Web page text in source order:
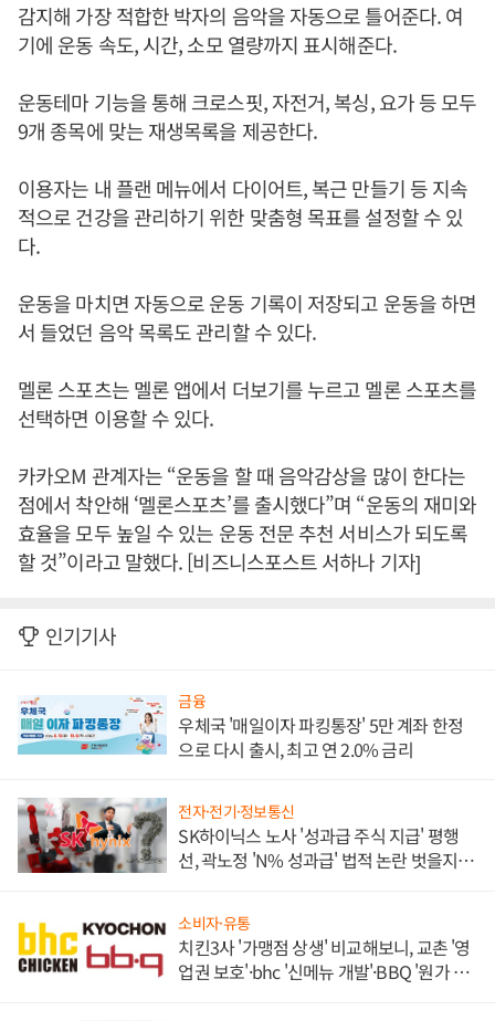
감지해 가장 적합한 박자의 음악을 자동으로 틀어준다. 여
기에 운동 속도, 시간, 소모 열량까지 표시해준다.
운동테마 기능을 통해 크로스핏, 자전거, 복싱, 요가 등 모두
9개 종목에 맞는 재생목록을 제공한다.
이용자는 내 플랜 메뉴에서 다이어트, 복근 만들기 등 지속
적으로 건강을 관리하기 위한 맞춤형 목표를 설정할 수 있
다.
운동을 마치면 자동으로 운동 기록이 저장되고 운동을 하면
서 들었던 음악 목록도 관리할 수 있다.
멜론 스포츠는 멜론 앱에서 더보기를 누르고 멜론 스포츠를
선택하면 이용할 수 있다.
카카오M 관계자는 “운동을 할 때 음악감상을 많이 한다는
점에서 착안해 ‘멜론스포츠’를 출시했다”며 “운동의 재미와
효율을 모두 높일 수 있는 운동 전문 추천 서비스가 되도록
할 것”이라고 말했다. [비즈니스포스트 서하나 기자]
인기기사
금융
우체국 '매일이자 파킹통장' 5만 계좌 한정
으로 다시 출시, 최고 연 2.0% 금리
전자·전기·정보통신
SK하이닉스 노사 '성과급 주식 지급' 평행
선, 곽노정 'N% 성과급' 법적 논란 벗을지 주
소비자·유통
치킨3사 '가맹점 상생' 비교해보니, 교촌 '영
업권 보호'·bhc '신메뉴 개발'·BBQ '원가 부